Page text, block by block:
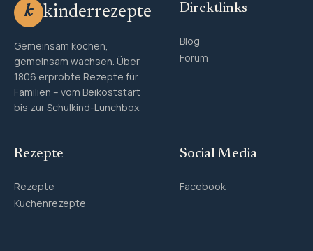
k kinderrezepte
Gemeinsam kochen,
gemeinsam wachsen. Über
1806 erprobte Rezepte für
Familien – vom Beikoststart
bis zur Schulkind-Lunchbox.
Direktlinks
Blog
Forum
Rezepte
Rezepte
Kuchenrezepte
Social Media
Facebook